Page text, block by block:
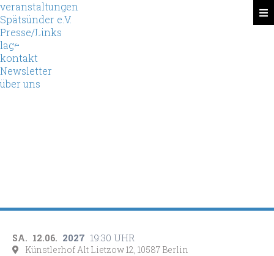
Spätsünder
veranstaltungen
Spätsünder e.V.
Presse/Links
lage
kontakt
Newsletter
über uns
SA. 12.06. 2027 19:30 UHR
Künstlerhof Alt Lietzow 12, 10587 Berlin